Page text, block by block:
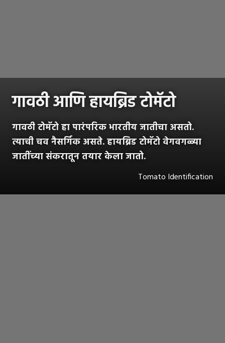
गावठी आणि हायब्रिड टोमॅटो
गावठी टोमॅटो हा पारंपरिक भारतीय जातीचा असतो.
त्याची चव नैसर्गिक असते. हायब्रिड टोमॅटो वेगवगळ्या
जातींच्या संकरातून तयार केला जातो.
Tomato Identification